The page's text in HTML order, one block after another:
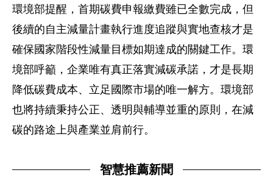
環境部提醒，首期碳費申報繳費雖已全數完成，但
後續的自主減量計畫執行進度追蹤與實地查核才是
確保國家階段性減量目標如期達成的關鍵工作。環
境部呼籲，企業唯有真正落實減碳承諾，才是長期
降低碳費成本、立足國際市場的唯一解方。環境部
也將持續秉持公正、透明與輔導並重的原則，在減
碳的路途上與產業並肩前行。
智慧推薦新聞